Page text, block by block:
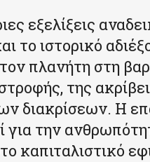
εξελίξεις
το ιστορικό
τον πλανήτη στη
της
διακρίσεων. Η
για την
καπιταλιστικό